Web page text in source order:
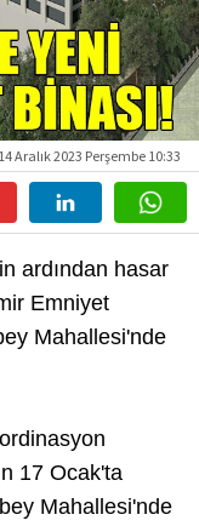
14 Aralık 2023 Perşembe 10:33
ardından hasar
Emniyet
Mahallesi'nde
17 Ocak'ta
Mahallesi'nde